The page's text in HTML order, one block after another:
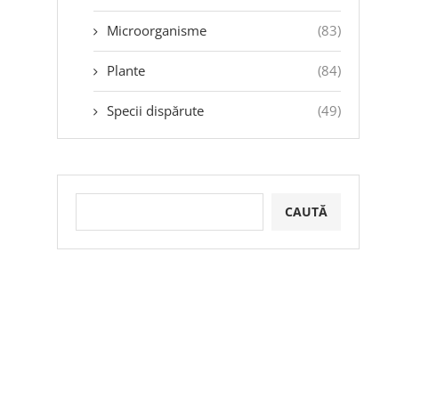
Microorganisme (83)
Plante (84)
Specii dispărute (49)
CAUTĂ